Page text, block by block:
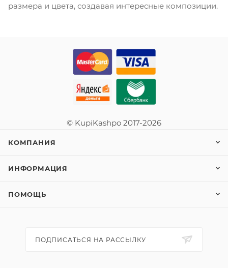
размера и цвета, создавая интересные композиции.
© KupiKashpo 2017-2026
КОМПАНИЯ
ИНФОРМАЦИЯ
ПОМОЩЬ
ПОДПИСАТЬСЯ НА РАССЫЛКУ